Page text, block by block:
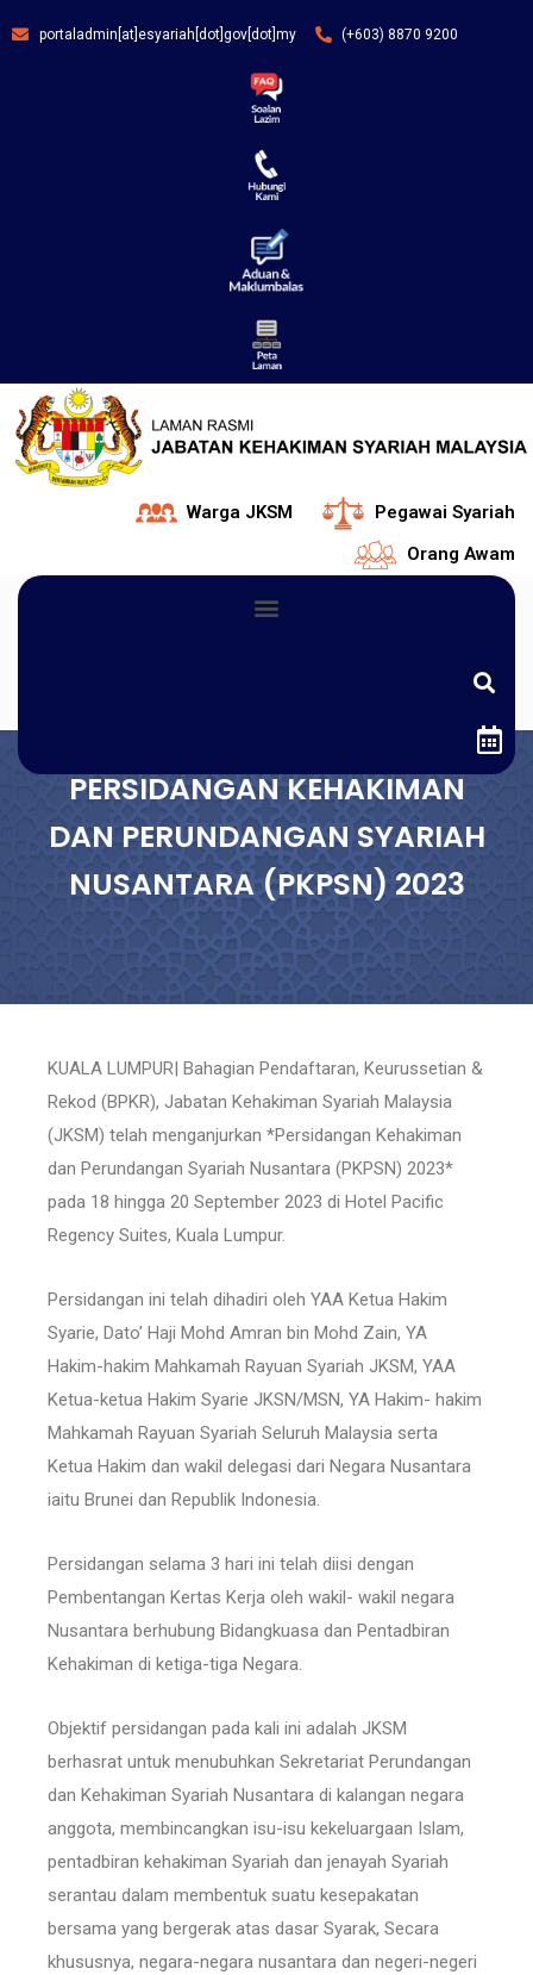
portaladmin[at]esyariah[dot]gov[dot]my (+603) 8870 9200
Warga JKSM
Pegawai Syariah
Orang Awam
PERSIDANGAN KEHAKIMAN
DAN PERUNDANGAN SYARIAH
NUSANTARA (PKPSN) 2023
KUALA LUMPUR| Bahagian Pendaftaran, Keurussetian &
Rekod (BPKR), Jabatan Kehakiman Syariah Malaysia
(JKSM) telah menganjurkan *Persidangan Kehakiman
dan Perundangan Syariah Nusantara (PKPSN) 2023*
pada 18 hingga 20 September 2023 di Hotel Pacific
Regency Suites, Kuala Lumpur.
Persidangan ini telah dihadiri oleh YAA Ketua Hakim
Syarie, Dato’ Haji Mohd Amran bin Mohd Zain, YA
Hakim-hakim Mahkamah Rayuan Syariah JKSM, YAA
Ketua-ketua Hakim Syarie JKSN/MSN, YA Hakim- hakim
Mahkamah Rayuan Syariah Seluruh Malaysia serta
Ketua Hakim dan wakil delegasi dari Negara Nusantara
iaitu Brunei dan Republik Indonesia.
Persidangan selama 3 hari ini telah diisi dengan
Pembentangan Kertas Kerja oleh wakil- wakil negara
Nusantara berhubung Bidangkuasa dan Pentadbiran
Kehakiman di ketiga-tiga Negara.
Objektif persidangan pada kali ini adalah JKSM
berhasrat untuk menubuhkan Sekretariat Perundangan
dan Kehakiman Syariah Nusantara di kalangan negara
anggota, membincangkan isu-isu kekeluargaan Islam,
pentadbiran kehakiman Syariah dan jenayah Syariah
serantau dalam membentuk suatu kesepakatan
bersama yang bergerak atas dasar Syarak, Secara
khususnya, negara-negara nusantara dan negeri-negeri